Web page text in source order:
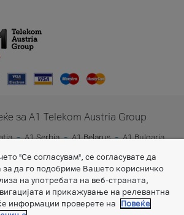
за A1 Telekom Austria Group
A1 Serbia A1 Belarus
A1 Bulgaria
"Се согласувам", се согласувате да
да го подобриме Вашето корисничко
на употребата на веб-страната,
и прикажување на релевантна
информации проверете на
Повеќе